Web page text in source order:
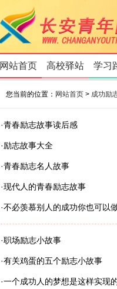
网站首页 高校驿站 学习
您当前的位置： 网站首页 > 成功励
·青春励志故事读后感
·励志故事大全
·青春励志名人故事
·现代人的青春励志故事
·不必羡慕别人的成功你也可以
·职场励志小故事
·有关鸡蛋的五个励志小故事
·一个成功人的梦想是这样实现